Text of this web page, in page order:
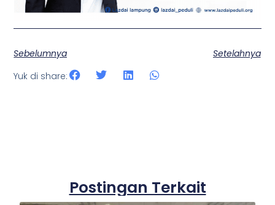
Sebelumnya
Setelahnya
Yuk di share:
Postingan Terkait